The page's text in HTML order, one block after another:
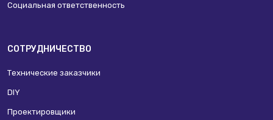
Социальная ответственность
СОТРУДНИЧЕСТВО
Технические заказчики
DIY
Проектировщики